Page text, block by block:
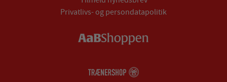
Privatlivs- og persondatapolitik